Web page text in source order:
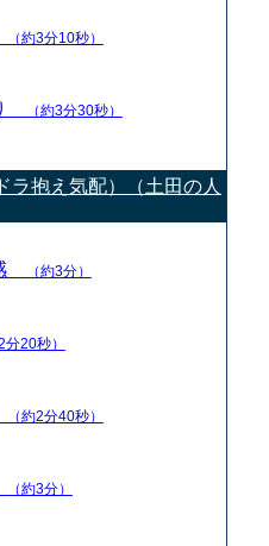
（約3分10秒）
（約3分30秒）
ラ抱え気配）（土田の人
（約3分）
分20秒）
（約2分40秒）
（約3分）